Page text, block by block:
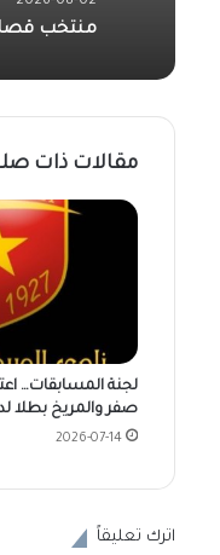
مقالات ذات
صفر والمريخ بطلا
2026-07-14
اترك تعليقاً